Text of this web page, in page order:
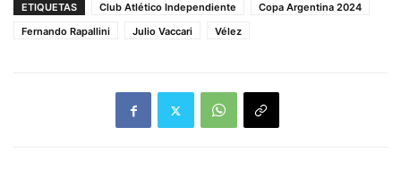
ETIQUETAS Club Atlético Independiente
Copa Argentina 2024
Fernando Rapallini
Julio Vaccari Vélez